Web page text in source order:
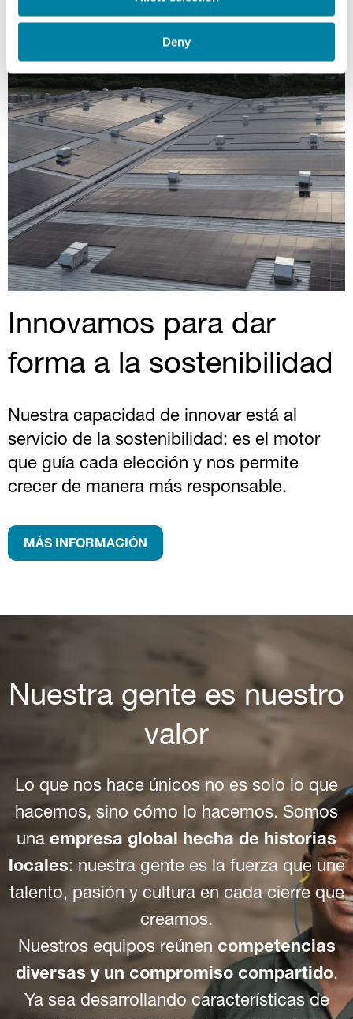
Deny
Innovamos para dar
forma a la sostenibilidad
Nuestra capacidad de innovar está al
servicio de la sostenibilidad: es el motor
que guía cada elección y nos permite
crecer de manera más responsable.
MÁS INFORMACIÓN
Nuestra gente es nuestro
valor
Lo que nos hace únicos no es solo lo que
hacemos, sino cómo lo hacemos. Somos
una empresa global hecha de historias
locales: nuestra gente es la fuerza que une
talento, pasión y cultura en cada cierre que
creamos.
Nuestros equipos reúnen competencias
diversas y un compromiso compartido.
Ya sea desarrollando características de